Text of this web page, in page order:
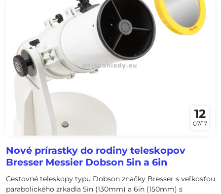
12
07/17
Nové prírastky do rodiny teleskopov
Bresser Messier Dobson 5in a 6in
Cestovné teleskopy typu Dobson značky Bresser s veľkosťou
parabolického zrkadla 5in (130mm) a 6in (150mm) s